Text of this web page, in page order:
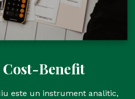
Cost-Benefit
este un instrument analitic,